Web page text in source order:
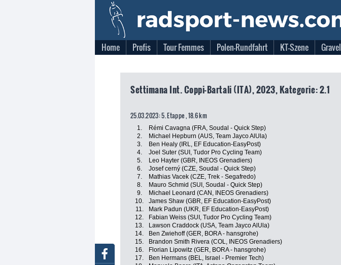
Home Profis Tour Femmes Polen-Rundfahrt KT-Szene Gravel
Settimana Int. Coppi-Bartali (ITA), 2023, Kategorie: 2.1
25.03.2023: 5. Etappe , 18.6 km
1. Rémi Cavagna (FRA, Soudal - Quick Step)
2.
Michael Hepburn (AUS, Team Jayco AlUla)
3.
Ben Healy (IRL, EF Education-EasyPost)
4.
Joel Suter (SUI, Tudor Pro Cycling Team)
5.
Leo Hayter (GBR, INEOS Grenadiers)
6.
Josef cerný (CZE, Soudal - Quick Step)
7.
Mathias Vacek (CZE, Trek - Segafredo)
8.
Mauro Schmid (SUI, Soudal - Quick Step)
9.
Michael Leonard (CAN, INEOS Grenadiers)
10.
James Shaw (GBR, EF Education-EasyPost)
11.
Mark Padun (UKR, EF Education-EasyPost)
12.
Fabian Weiss (SUI, Tudor Pro Cycling Team)
13.
Lawson Craddock (USA, Team Jayco AlUla)
14.
Ben Zwiehoff (GER, BORA - hansgrohe)
15.
Brandon Smith Rivera (COL, INEOS Grenadiers)
16.
Florian Lipowitz (GER, BORA - hansgrohe)
17.
Ben Hermans (BEL, Israel - Premier Tech)
Facebook